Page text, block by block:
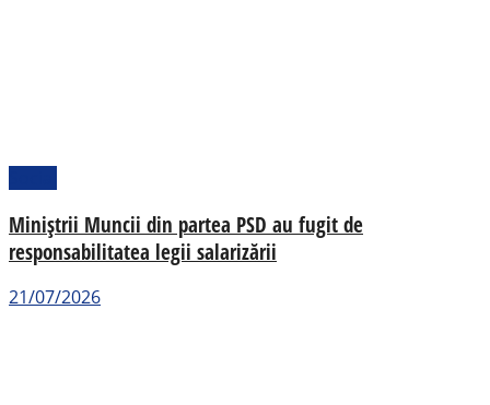
Miniștrii Muncii din partea PSD au fugit de
responsabilitatea legii salarizării
21/07/2026